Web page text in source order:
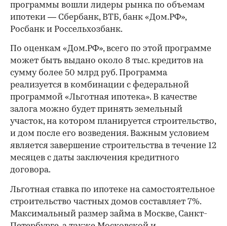
программы вошли лидеры рынка по объемам
ипотеки — Сбербанк, ВТБ, банк «Дом.РФ»,
Росбанк и Россельхозбанк.
По оценкам «Дом.РФ», всего по этой программе
может быть выдано около 8 тыс. кредитов на
сумму более 50 млрд руб. Программа
реализуется в комбинации с федеральной
программой «Льготная ипотека». В качестве
залога можно будет принять земельный
участок, на котором планируется строительство,
и дом после его возведения. Важным условием
является завершение строительства в течение 12
месяцев с даты заключения кредитного
договора.
Льготная ставка по ипотеке на самостоятельное
строительство частных домов составляет 7%.
Максимальный размер займа в Москве, Санкт-